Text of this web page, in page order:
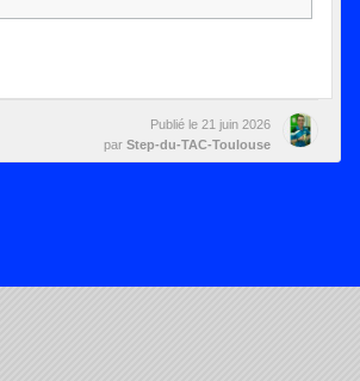
Publié le 21 juin 2026
par Step-du-TAC-Toulouse